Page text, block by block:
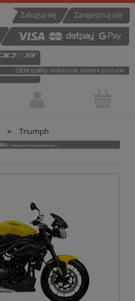
Zarejestruj się
Zaloguj się
» Triumph